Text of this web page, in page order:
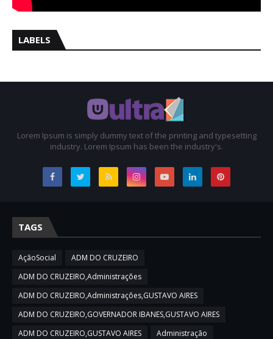
LABELS
Lorem Ipsum is simply dummy text of the printing and typesetting
industry. Lorem Ipsum has been the industry's.
TAGS
AçãoSocial
ADM DO CRUZEIRO
ADM DO CRUZEIRO,Administrações
ADM DO CRUZEIRO,Administrações,GUSTAVO AIRES
ADM DO CRUZEIRO,GOVERNADOR IBANES,GUSTAVO AIRES
ADM DO CRUZEIRO,GUSTAVO AIRES
Administração